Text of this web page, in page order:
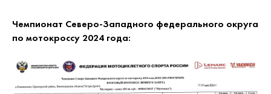
Чемпионат Северо-Западного федерального округа
по мотокроссу 2024 года: